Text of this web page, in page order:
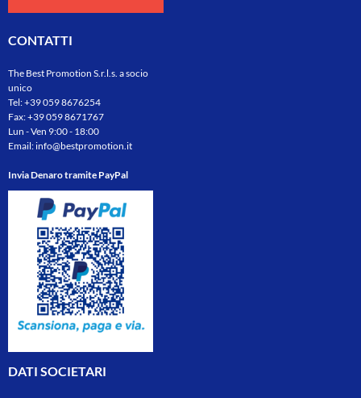
CONTATTI
The Best Promotion S.r.l.s. a socio
unico
Tel:+39 059 8676254
Fax: +39 059 8671767
Lun - Ven 9:00 - 18:00
Email:info@bestpromotion.it
Invia Denaro tramite PayPal
DATI SOCIETARI